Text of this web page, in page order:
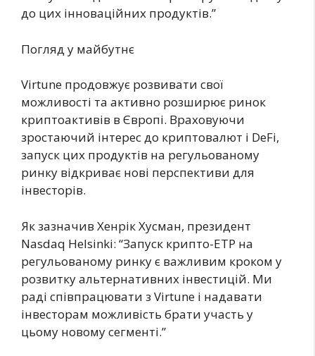
до цих інноваційних продуктів.”
Погляд у майбутнє
Virtune продовжує розвивати свої
можливості та активно розширює ринок
криптоактивів в Європі. Враховуючи
зростаючий інтерес до криптовалют і DeFi,
запуск цих продуктів на регульованому
ринку відкриває нові перспективи для
інвесторів.
Як зазначив Хенрік Хусман, президент
Nasdaq Helsinki: “Запуск крипто-ETP на
регульованому ринку є важливим кроком у
розвитку альтернативних інвестицій. Ми
раді співпрацювати з Virtune і надавати
інвесторам можливість брати участь у
цьому новому сегменті.”